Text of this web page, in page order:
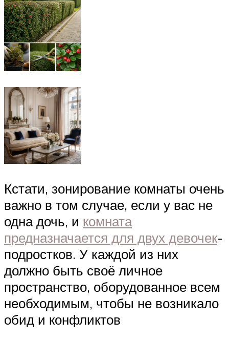
Кстати, зонирование комнаты очень
важно в том случае, если у вас не
одна дочь, и комната
предназначается для двух девочек-
подростков. У каждой из них
должно быть своё личное
пространство, оборудованное всем
необходимым, чтобы не возникало
обид и конфликтов